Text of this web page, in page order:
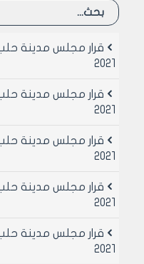
2021
2021
2021
2021
2021